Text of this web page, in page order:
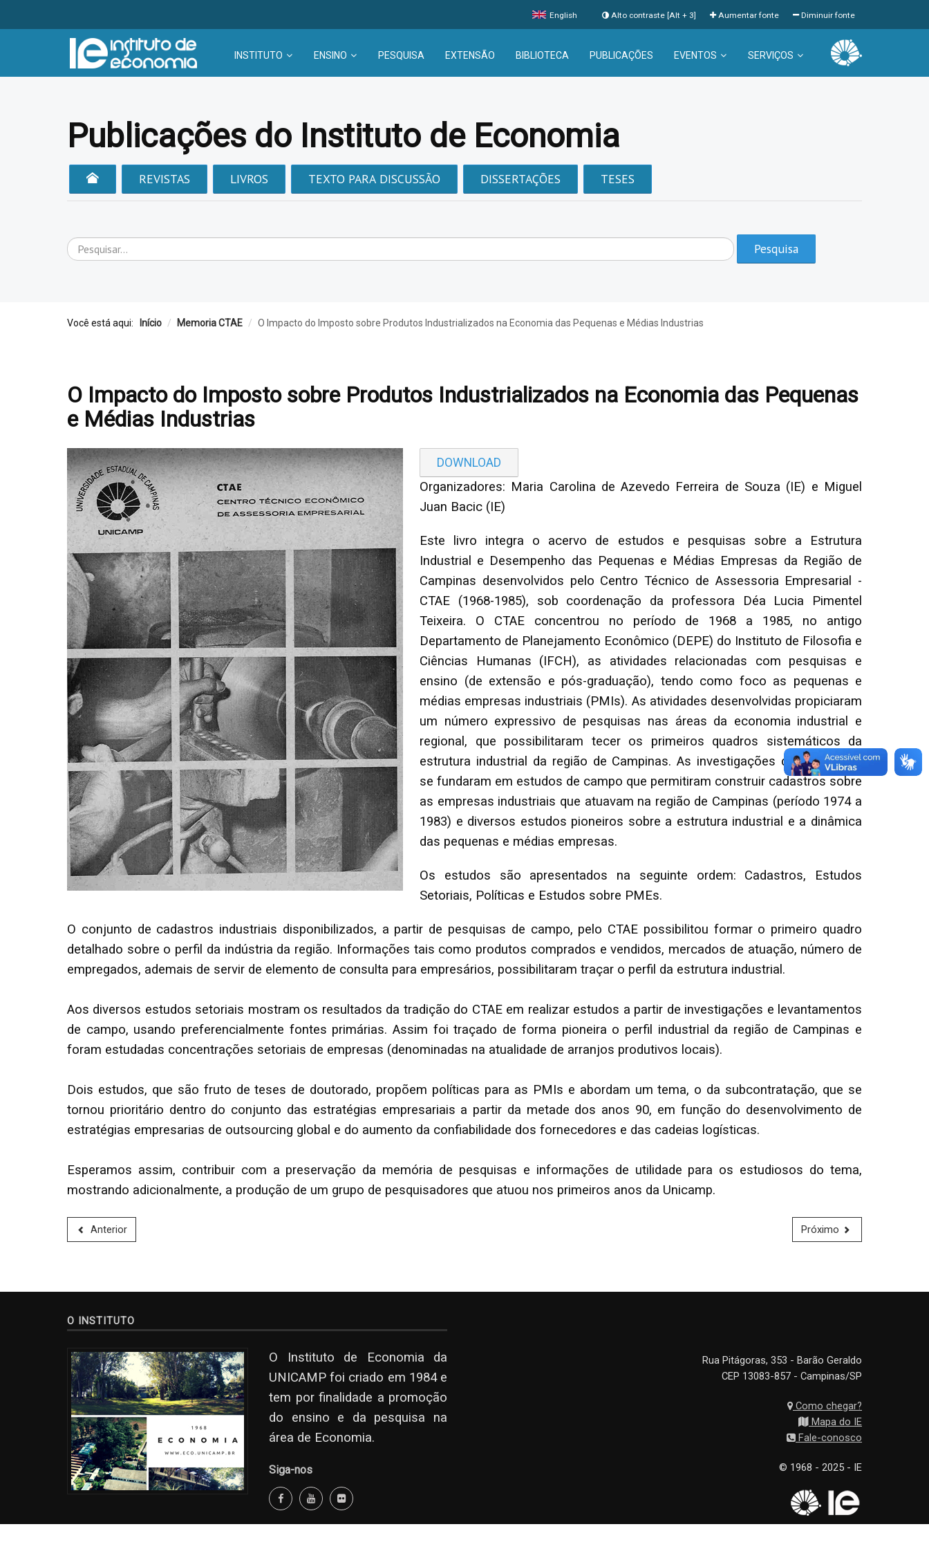
English Diminuir fonte
Aumentar fonte
Alto contraste [Alt + 3]
INSTITUTO ENSINO PESQUISA EXTENSÃO BIBLIOTECA PUBLICAÇÕES EVENTOS SERVIÇOS
Publicações do Instituto de Economia
REVISTAS LIVROS TEXTO PARA DISCUSSÃO DISSERTAÇÕES TESES
Pesquisar... Pesquisa
Você está aqui: Início / Memoria CTAE / O Impacto do Imposto sobre Produtos Industrializados na Economia das Pequenas e Médias Industrias
O Impacto do Imposto sobre Produtos Industrializados na Economia das Pequenas
e Médias Industrias
DOWNLOAD
Organizadores: Maria Carolina de Azevedo Ferreira de Souza (IE) e Miguel
Juan Bacic (IE)
Este livro integra o acervo de estudos e pesquisas sobre a Estrutura
Industrial e Desempenho das Pequenas e Médias Empresas da Região de
Campinas desenvolvidos pelo Centro Técnico de Assessoria Empresarial -
CTAE (1968-1985), sob coordenação da professora Déa Lucia Pimentel
Teixeira. O CTAE concentrou no período de 1968 a 1985, no antigo
Departamento de Planejamento Econômico (DEPE) do Instituto de Filosofia e
Ciências Humanas (IFCH), as atividades relacionadas com pesquisas e
ensino (de extensão e pós-graduação), tendo como foco as pequenas e
médias empresas industriais (PMIs). As atividades desenvolvidas propiciaram
um número expressivo de pesquisas nas áreas da economia industrial e
regional, que possibilitaram tecer os primeiros quadros sistemáticos da
estrutura industrial da região de Campinas. As investigações desenvolvidas
se fundaram em estudos de campo que permitiram construir cadastros sobre
as empresas industriais que atuavam na região de Campinas (período 1974 a
1983) e diversos estudos pioneiros sobre a estrutura industrial e a dinâmica
das pequenas e médias empresas.
Os estudos são apresentados na seguinte ordem: Cadastros, Estudos
Setoriais, Políticas e Estudos sobre PMEs.
O conjunto de cadastros industriais disponibilizados, a partir de pesquisas de campo, pelo CTAE possibilitou formar o primeiro quadro
detalhado sobre o perfil da indústria da região. Informações tais como produtos comprados e vendidos, mercados de atuação, número de
empregados, ademais de servir de elemento de consulta para empresários, possibilitaram traçar o perfil da estrutura industrial.
Aos diversos estudos setoriais mostram os resultados da tradição do CTAE em realizar estudos a partir de investigações e levantamentos
de campo, usando preferencialmente fontes primárias. Assim foi traçado de forma pioneira o perfil industrial da região de Campinas e
foram estudadas concentrações setoriais de empresas (denominadas na atualidade de arranjos produtivos locais).
Dois estudos, que são fruto de teses de doutorado, propõem políticas para as PMIs e abordam um tema, o da subcontratação, que se
tornou prioritário dentro do conjunto das estratégias empresariais a partir da metade dos anos 90, em função do desenvolvimento de
estratégias empresarias de outsourcing global e do aumento da confiabilidade dos fornecedores e das cadeias logísticas.
Esperamos assim, contribuir com a preservação da memória de pesquisas e informações de utilidade para os estudiosos do tema,
mostrando adicionalmente, a produção de um grupo de pesquisadores que atuou nos primeiros anos da Unicamp.
Anterior Próximo
O INSTITUTO
O Instituto de Economia da
UNICAMP foi criado em 1984 e
tem por finalidade a promoção
do ensino e da pesquisa na
área de Economia.
Siga-nos
Rua Pitágoras, 353 - Barão Geraldo
CEP 13083-857 - Campinas/SP
Como chegar?
Mapa do IE
Fale-conosco
© 1968 - 2025 - IE